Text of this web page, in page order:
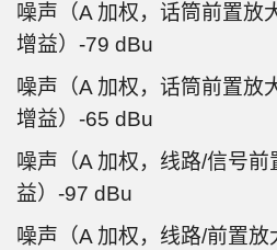
噪声（A 加权，话筒前置放
增益）-79 dBu
噪声（A 加权，话筒前置放
增益）-65 dBu
噪声（A 加权，线路/信号
益）-97 dBu
噪声（A 加权，线路/前置放